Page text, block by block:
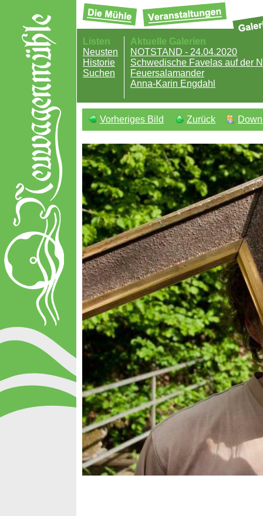
Listen
Neusten
Historie
Suchen
Aktuelle Galerien
NOTSTAND - 24.04.2020
Schwedische Favelas auf der
Feuersalamander
Anna-Karin Engdahl
Vorheriges Bild Zurück